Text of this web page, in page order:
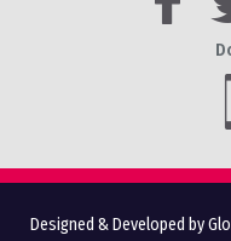
Designed & Developed by